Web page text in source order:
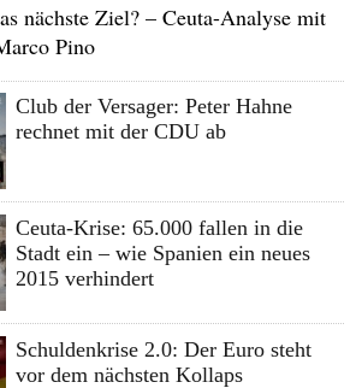
nächste Ziel? – Ceuta-Analyse mit
Pino
Club der Versager: Peter Hahne
rechnet mit der CDU ab
Ceuta-Krise: 65.000 fallen in die
Stadt ein – wie Spanien ein neues
2015 verhindert
Schuldenkrise 2.0: Der Euro steht
vor dem nächsten Kollaps